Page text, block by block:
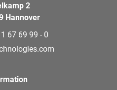
2
Hannover
67 69 99 - 0